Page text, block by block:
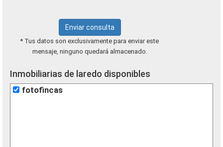
Enviar consulta
* Tus datos son exclusivamente para enviar este
mensaje, ninguno quedará almacenado.
Inmobiliarias de laredo disponibles
fotofincas